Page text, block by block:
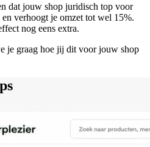
dat jouw shop juridisch top voor
verhoogt je omzet tot wel 15%.
nog eens extra.
je graag hoe jij dit voor jouw shop